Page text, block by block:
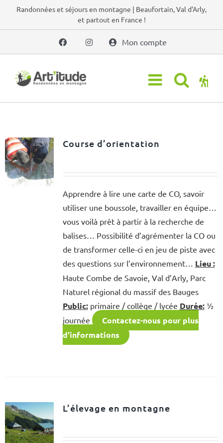
PasserRandonnées et séjours en montagne | Beaufortain, Val d'Arly,
et partout en France !
Mon compte
Course d’orientation
Apprendre à lire une carte de CO, savoir
utiliser une boussole, travailler en équipe…
vous voilà prêt à partir à la recherche de
balises… Possibilité d’agrémenter la CO ou
de transformer celle-ci en jeu de piste avec
des questions sur l’environnement… Lieu :
Haute Combe de Savoie, Val d’Arly, Parc
Naturel régional du massif des Bauges
Public:primaire / collège / lycée Durée:½
journée
Contactez-nous pour plus
d'informations
L’élevage en montagne